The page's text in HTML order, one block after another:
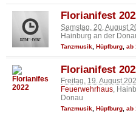
Florianifest
Samstag, 20. August
Hainburg an der
Tanzmusik Hüpfburg ab
Florianifest
Freitag, 19. August
Feuerwehrhaus,
Donau
Tanzmusik Hüpfburg ab